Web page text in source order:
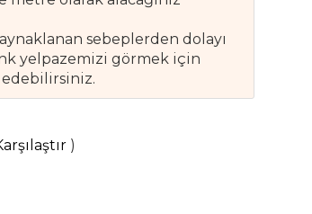
sebeplerden dolayı
yelpazemizi görmek için
)